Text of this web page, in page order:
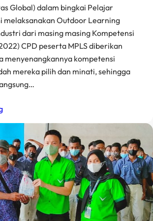
Global) dalam bingkai Pelajar
melaksanakan Outdoor Learning
dari masing masing Kompetensi
CPD peserta MPLS diberikan
menyenangkannya kompetensi
mereka pilih dan minati, sehingga